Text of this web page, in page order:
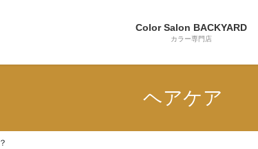
Color Salon BACKYARD
カラー専門店
ヘアケア